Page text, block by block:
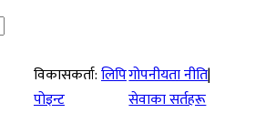
विकासकर्ता:लिपि
पोइन्ट
गोपनीयता नीति|
सेवाका सर्तहरू